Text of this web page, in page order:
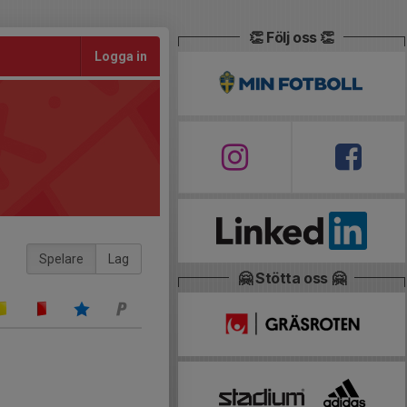
Logga in
Spelare Lag
👏 Följ oss 👏
🤗 Stötta oss 🤗